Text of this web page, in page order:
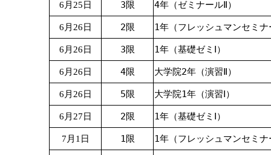
6月25日 3限 4年（ゼミナールⅡ）
6月26日 2限 1年（フレッシュマンセミナ
6月26日 3限 1年（基礎ゼミⅠ）
6月26日 4限 大学院2年（演習Ⅱ）
6月26日 5限 大学院1年（演習Ⅰ）
6月27日 2限 1年（基礎ゼミⅠ）
7月1日 1限 1年（フレッシュマンセミナ